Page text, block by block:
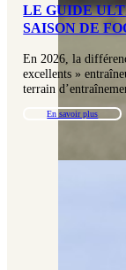
LE GUIDE
SAISON DE
En 2026, la
excellents »
terrain
En savoir plus